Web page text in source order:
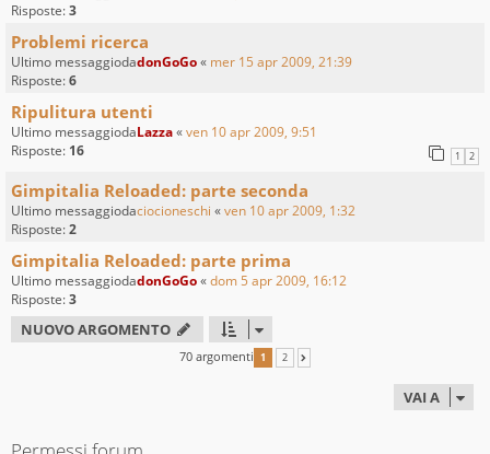
Risposte:3
Problemi ricerca
Ultimo messaggiodadonGoGo« mer 15 apr 2009, 21:39
Risposte:6
Ripulitura utenti
Ultimo messaggiodaLazza«ven 10 apr 2009, 9:51
Risposte: 16 1 2
Gimpitalia Reloaded: parte seconda
Ultimo messaggiodaciocioneschi «ven 10 apr 2009, 1:32
Risposte:2
Gimpitalia Reloaded: parte prima
Ultimo messaggiodadonGoGo«dom 5 apr 2009, 16:12
Risposte:3
NUOVO ARGOMENTO
70 argomenti 1 2
VAI A